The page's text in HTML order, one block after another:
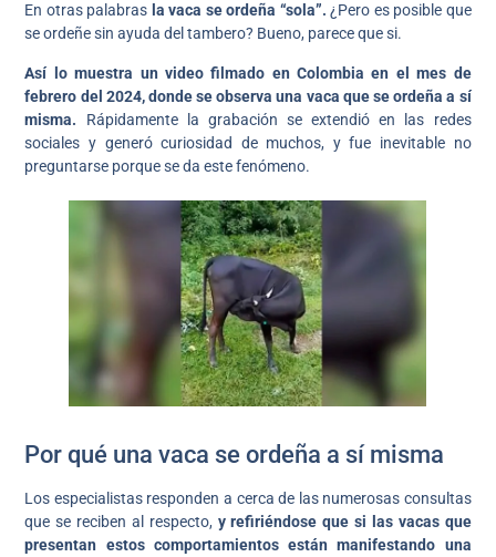
En otras palabras la vaca se ordeña “sola”. ¿Pero es posible que
se ordeñe sin ayuda del tambero? Bueno, parece que si.
Así lo muestra un video filmado en Colombia en el mes de
febrero del 2024, donde se observa una vaca que se ordeña a sí
misma. Rápidamente la grabación se extendió en las redes
sociales y generó curiosidad de muchos, y fue inevitable no
preguntarse porque se da este fenómeno.
Por qué una vaca se ordeña a sí misma
Los especialistas responden a cerca de las numerosas consultas
que se reciben al respecto, y refiriéndose que si las vacas que
presentan estos comportamientos están manifestando una